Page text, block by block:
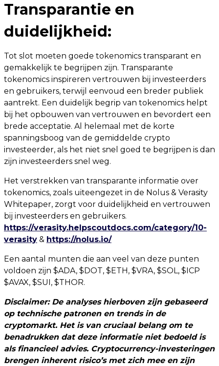
Transparantie en
duidelijkheid:
Tot slot moeten goede tokenomics transparant en
gemakkelijk te begrijpen zijn. Transparante
tokenomics inspireren vertrouwen bij investeerders
en gebruikers, terwijl eenvoud een breder publiek
aantrekt. Een duidelijk begrip van tokenomics helpt
bij het opbouwen van vertrouwen en bevordert een
brede acceptatie. Al helemaal met de korte
spanningsboog van de gemiddelde crypto
investeerder, als het niet snel goed te begrijpen is dan
zijn investeerders snel weg.
Het verstrekken van transparante informatie over
tokenomics, zoals uiteengezet in de Nolus & Verasity
Whitepaper, zorgt voor duidelijkheid en vertrouwen
bij investeerders en gebruikers.
https://verasity.helpscoutdocs.com/category/10-
verasity & https://nolus.io/
Een aantal munten die aan veel van deze punten
voldoen zijn $ADA, $DOT, $ETH, $VRA, $SOL, $ICP
$AVAX, $SUI, $THOR.
Disclaimer: De analyses hierboven zijn gebaseerd
op technische patronen en trends in de
cryptomarkt. Het is van cruciaal belang om te
benadrukken dat deze informatie niet bedoeld is
als financieel advies. Cryptocurrency-investeringen
brengen inherent risico’s met zich mee en zijn